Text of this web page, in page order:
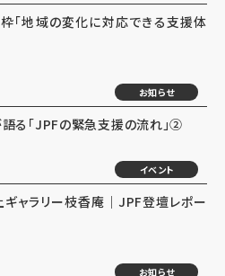
「地域の変化に対応できる支援体
お知らせ
語る「JPFの緊急支援の流れ」②
イベント
ギャラリー枝香庵｜JPF登壇レポー
お知らせ